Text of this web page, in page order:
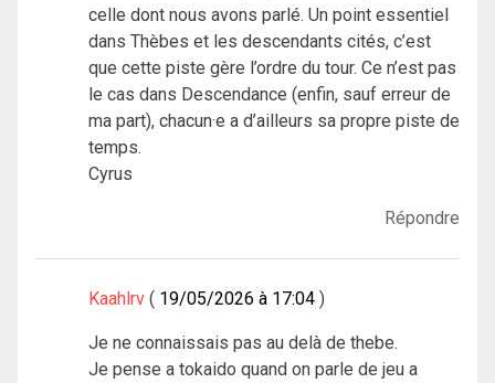
celle dont nous avons parlé. Un point essentiel
dans Thèbes et les descendants cités, c’est
que cette piste gère l’ordre du tour. Ce n’est pas
le cas dans Descendance (enfin, sauf erreur de
ma part), chacun·e a d’ailleurs sa propre piste de
temps.
Cyrus
Répondre
Kaahlrv 19/05/2026 à 17:04
Je ne connaissais pas au delà de thebe.
Je pense a tokaido quand on parle de jeu a